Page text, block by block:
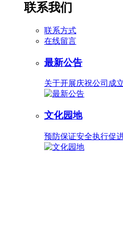
联系我们
联系方式
在线留言
最新公告
关于开展庆祝公司成
文化园地
预防保证安全执行促